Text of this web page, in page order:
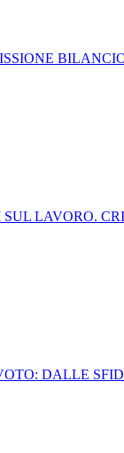
LAVORO.
DALLE